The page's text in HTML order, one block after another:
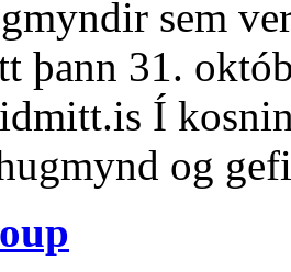
sem
þann 31.
Í
og